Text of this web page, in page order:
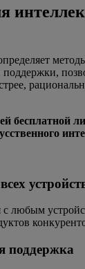
бесплатной
с любым
поддержка